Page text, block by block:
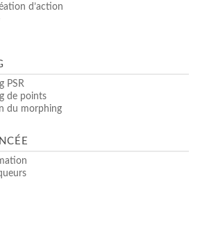
d’action
PSR
de points
du morphing